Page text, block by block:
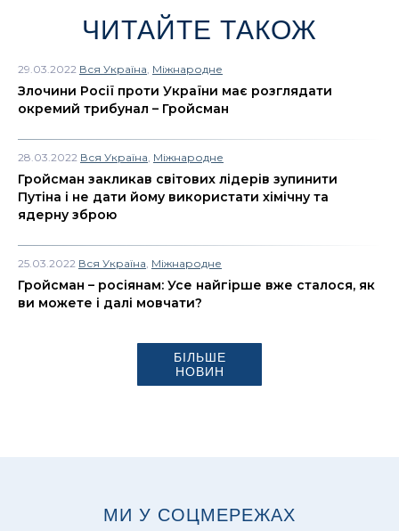
ЧИТАЙТЕ ТАКОЖ
29.03.2022 Вся Україна Міжнародне
Злочини Росії проти України має розглядати
окремий трибунал – Гройсман
28.03.2022 Вся Україна Міжнародне
Гройсман закликав світових лідерів зупинити
Путіна і не дати йому використати хімічну та
ядерну зброю
25.03.2022 Вся Україна Міжнародне
Гройсман – росіянам: Усе найгірше вже сталося, як
ви можете і далі мовчати?
БІЛЬШЕ
НОВИН
МИ У СОЦМЕРЕЖАХ